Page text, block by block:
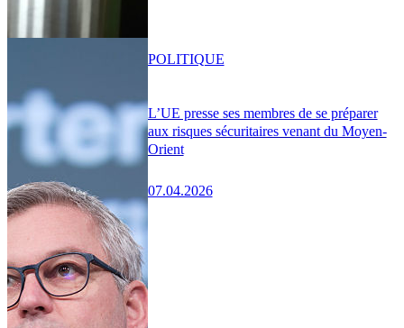
L’UE presse ses membres de se préparer
aux risques sécuritaires venant du Moyen-
Orient
07.04.2026
POLITIQUE